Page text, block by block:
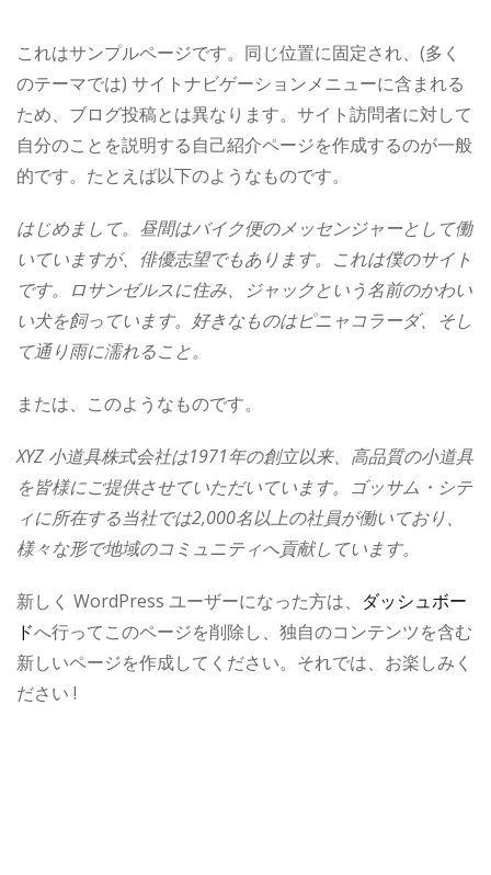
これはサンプルページです。同じ位置に固定され、(多く
のテーマでは) サイトナビゲーションメニューに含まれる
ため、ブログ投稿とは異なります。サイト訪問者に対して
自分のことを説明する自己紹介ページを作成するのが一般
的です。たとえば以下のようなものです。
はじめまして。昼間はバイク便のメッセンジャーとして働
いていますが、俳優志望でもあります。これは僕のサイト
です。ロサンゼルスに住み、ジャックという名前のかわい
い犬を飼っています。好きなものはピニャコラーダ、そし
て通り雨に濡れること。
または、このようなものです。
XYZ 小道具株式会社は1971年の創立以来、高品質の小道具
を皆様にご提供させていただいています。ゴッサム・シテ
ィに所在する当社では2,000名以上の社員が働いており、
様々な形で地域のコミュニティへ貢献しています。
新しく WordPress ユーザーになった方は、 ダッシュボー
ドへ行ってこのページを削除し、独自のコンテンツを含む
新しいページを作成してください。それでは、お楽しみく
ださい !